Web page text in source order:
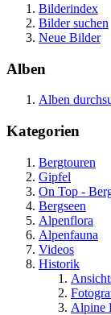
Bilderindex
Bilder suchen
Neue Bilder
Alben
Alben
Kategorien
Bergtouren
Gipfel
On Top -
Bergseen
Alpenflora
Alpenfauna
Videos
Historik
Alpine